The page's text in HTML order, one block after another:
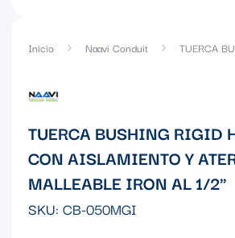
Inicio Naavi Conduit
TUERCA BUSHING RIGID
CON AISLAMIENTO Y
MALLEABLE IRON AL 1/2"
SKU: CB-050MGI